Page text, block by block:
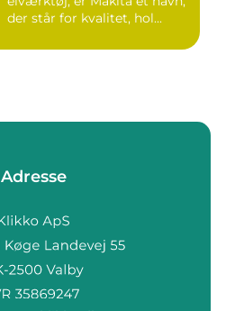
der står for kvalitet, hol...
Adresse